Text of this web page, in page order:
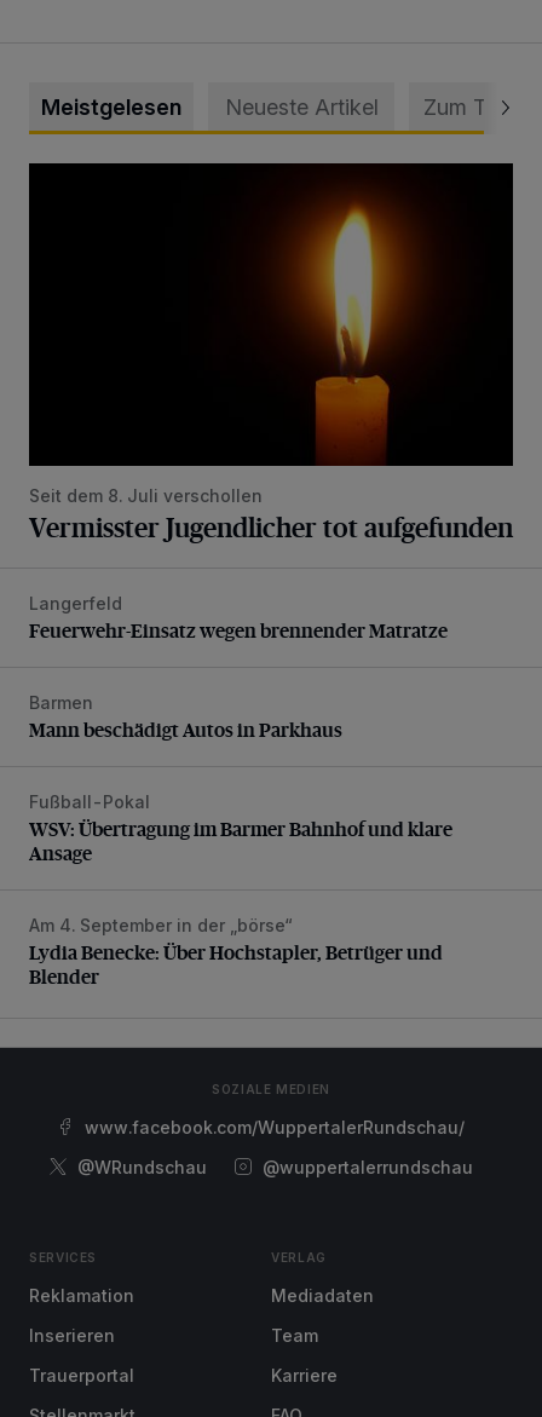
Meistgelesen Neueste Artikel Zum Thema
Seit dem 8. Juli verschollen
Vermisster Jugendlicher tot aufgefunden
Feuerwehr-Einsatz wegen brennender Matratze
Langerfeld
Feuerwehr-Einsatz wegen brennender Matratze
Mann beschädigt Autos in Parkhaus
Barmen
Mann beschädigt Autos in Parkhaus
WSV: Übertragung im Barmer Bahnhof und klare Ansage
Fußball-Pokal
WSV: Übertragung im Barmer Bahnhof und klare
Ansage
Lydia Benecke: Über Hochstapler, Betrüger und Blender
Am 4. September in der „börse“
Lydia Benecke: Über Hochstapler, Betrüger und
Blender
SOZIALE MEDIEN
www.facebook.com/WuppertalerRundschau/
@WRundschau
@wuppertalerrundschau
SERVICES
Reklamation
Inserieren
Trauerportal
VERLAG
Mediadaten
Team
Karriere